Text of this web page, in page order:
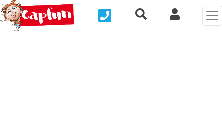
Nous contacterRecherche rapide
Mi